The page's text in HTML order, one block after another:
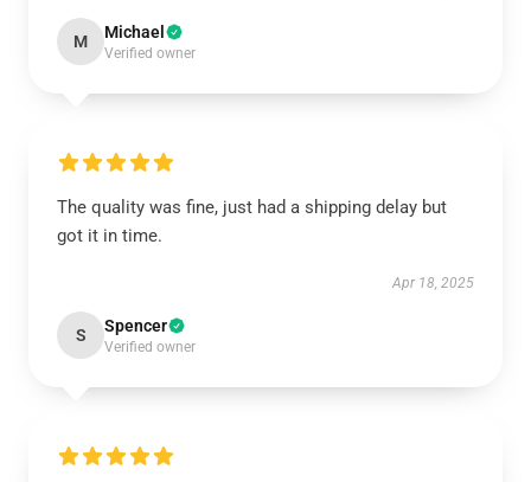
M Michael
Verified owner
The quality was fine, just had a shipping delay but
got it in time.
Apr 18, 2025
S Spencer
Verified owner